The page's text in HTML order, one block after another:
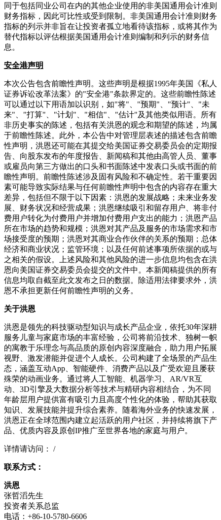
同于包括同业公司在内的其他企业使用的非美国通用会计准则
财务指标，因此可比性或受到限制。非美国通用会计准则财务
指标的列示并非旨在让投资者孤立地看待该指标，或将其作为
替代指标以评估根据美国通用会计准则编制和列示的财务信
息。
安全港声明
本次公告包含前瞻性声明。这些声明是根据1995年美国《私人
证券诉讼改革法案》的"安全港"条款界定的。这些前瞻性陈述
可以通过以下用语加以识别，如"将"、"预期"、"预计"、"未
来"、"打算"、"计划"、"相信"、"估计"及其他类似用语。所有
非历史事实的陈述，包括有关洪恩的观念和期望的陈述，均属
于前瞻性陈述。此外，本公告中对管理层表述的描述包含前瞻
性声明，洪恩还可能在其提交给美国证券交易委员会的定期报
告、向股东发布的年度报告、新闻稿和其他由高管人员、董事
或雇员向第三方做出的口头和书面陈述中发表口头或书面的前
瞻性声明。前瞻性陈述涉及固有风险和不确定性。若干重要因
素可能导致实际结果与任何前瞻性声明中包含的内容存在重大
差异，包括但不限于以下因素：洪恩的发展战略；未来业务发
展、财务状况和经营成果；洪恩继续吸引和留存用户、将非付
费用户转化为付费用户并增加付费用户支出的能力；洪恩产品
所在市场的趋势和规模；洪恩对其产品及服务的市场需求和市
场接受度的预期；洪恩对其商业合作伙伴的关系的预期；总体
经济和商业状况；监管环境；以及任何前述事项所依据的或与
之相关的假设。上述风险和其他风险的进一步信息均包含在洪
恩向美国证券交易委员会提交的文件中。本新闻稿提供的所有
信息均取自截至此文发布之日的数据。除适用法律要求外，洪
恩不承担更新任何前瞻性声明的义务。
关于洪恩
洪恩是领先的科技驱动型知识与成长产品企业，依托30年深耕
服务儿童与家庭市场的丰富经验，公司将前沿技术、独树一帜
的寓教于乐理念与高品质的原创内容深度融合，助力用户拓展
视野、激发潜能并促进个人成长。公司构建了全场景的产品生
态，涵盖互动App、智能硬件、消费产品以及广受欢迎且屡获
殊荣的动画业务。通过将人工智能、机器学习、AR/VR互
动、3D引擎及大数据分析等技术与精研内容相结合，为不同
年龄层用户提供富有吸引力且高度个性化的体验，帮助其获取
知识、发展技能并提升综合素养。随着海外业务的快速发展，
洪恩正在全球范围内建立起活跃的用户社区，并持续将旗下产
品、优质内容及原创IP推广至世界各地的家庭与用户。
详情请访问： /
联系方式：
洪恩
张哲滔先生
投资者关系总监
电话：+86-10-5780-6606